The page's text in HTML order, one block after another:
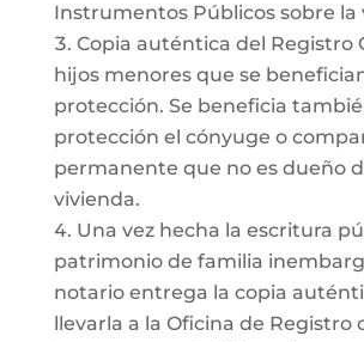
Instrumentos Públicos sobre la
Copia auténtica del Registro
hijos menores que se
protección. Se beneficia
protección el cónyuge o
permanente que no es dueño
vivienda.
Una vez hecha la escritura
patrimonio de familia
notario entrega la copia
llevarla a la Oficina de Registro